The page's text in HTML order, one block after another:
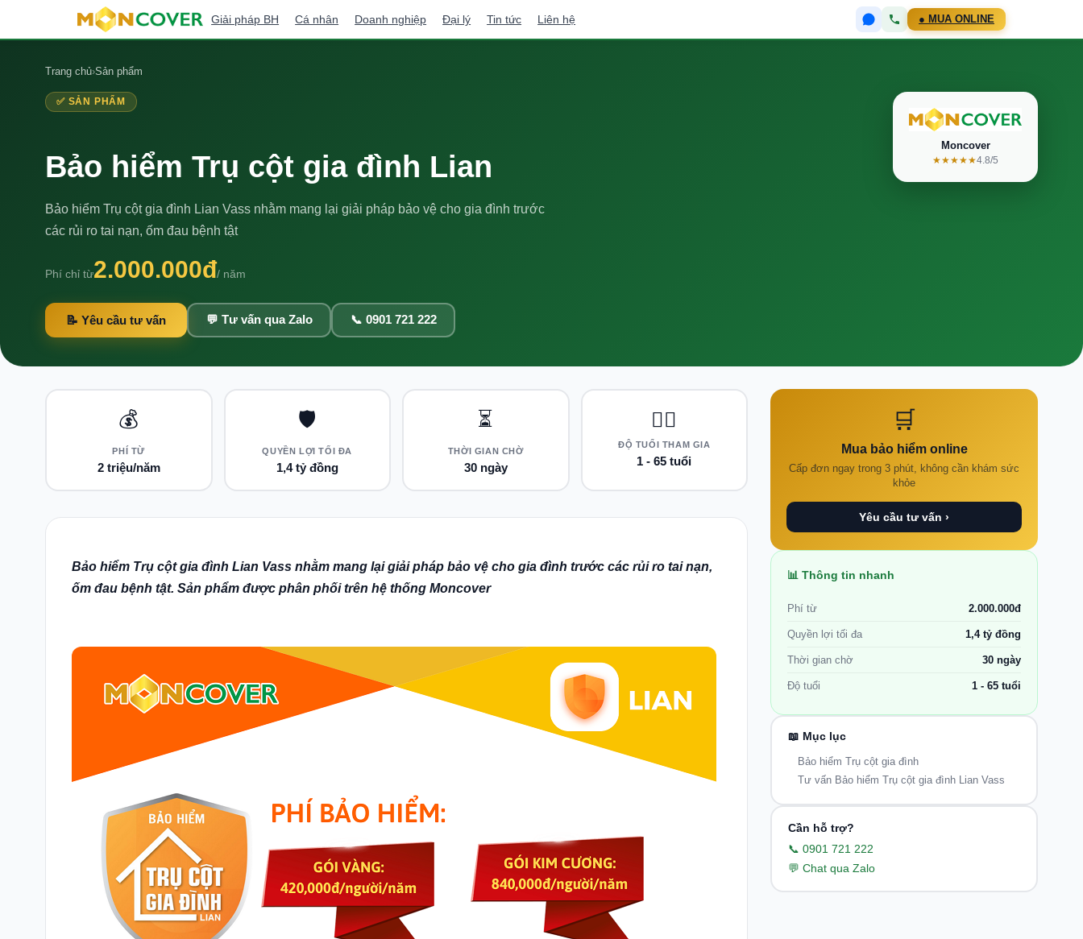
Giải pháp BH Cá nhân Doanh nghiệp Đại lý Tin tức Liên hệ ● MUA ONLINE
Trang chủ›Sản phẩm
✅ SẢN PHẨM
Bảo hiểm Trụ cột gia đình Lian
Bảo hiểm Trụ cột gia đình Lian Vass nhằm mang lại giải pháp bảo vệ cho gia đình trước
các rủi ro tai nạn, ốm đau bệnh tật
Phí chỉ từ2.000.000đ/ năm
📝 Yêu cầu tư vấn 💬 Tư vấn qua Zalo 📞 0901 721 222
Moncover
★★★★★4.8/5
💰
PHÍ TỪ
2 triệu/năm
🛡️
QUYỀN LỢI TỐI ĐA
1,4 tỷ đồng
⏳
THỜI GIAN CHỜ
30 ngày
👨‍⚕️
ĐỘ TUỔI THAM GIA
1 - 65 tuổi
Bảo hiểm Trụ cột gia đình Lian Vass nhằm mang lại giải pháp bảo vệ cho gia đình trước các rủi ro tai nạn,
ốm đau bệnh tật. Sản phẩm được phân phối trên hệ thống Moncover
🛒
Mua bảo hiểm online
Cấp đơn ngay trong 3 phút, không cần khám sức
khỏe
Yêu cầu tư vấn ›
📊 Thông tin nhanh
Phí từ 2.000.000đ
Quyền lợi tối đa 1,4 tỷ đồng
Thời gian chờ 30 ngày
Độ tuổi 1 - 65 tuổi
📖 Mục lục
Bảo hiểm Trụ cột gia đình
Tư vấn Bảo hiểm Trụ cột gia đình Lian Vass
Cần hỗ trợ?
📞 0901 721 222
💬 Chat qua Zalo